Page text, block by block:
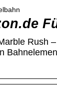
Rush